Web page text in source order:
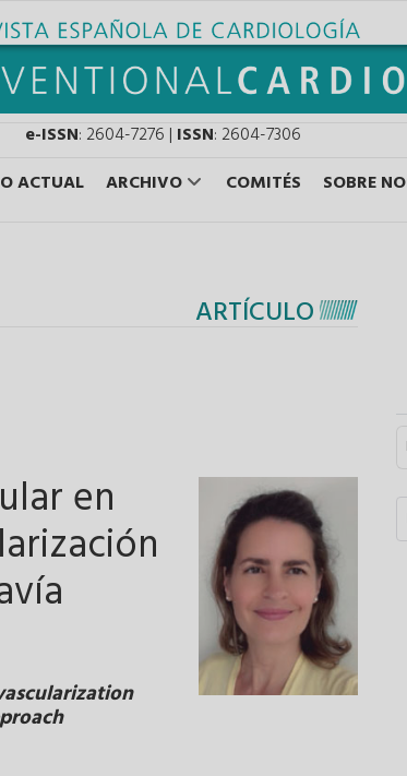
e-ISSN: 2604-7276 | ISSN: 2604-7306
ACTUAL ARCHIVO COMITÉS SOBRE
ARTÍCULO
en